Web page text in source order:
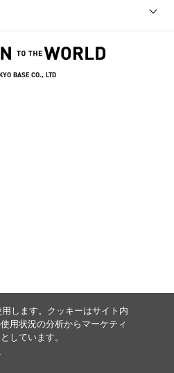
BASE CO., LTD
します。クッキーはサイト内
用状況の分析からマーケティ
しています。